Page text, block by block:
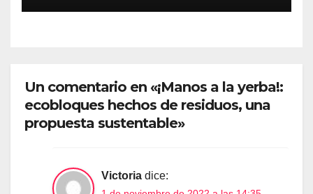
Un comentario en «¡Manos a la yerba!:
ecobloques hechos de residuos, una
propuesta sustentable»
Victoria dice: